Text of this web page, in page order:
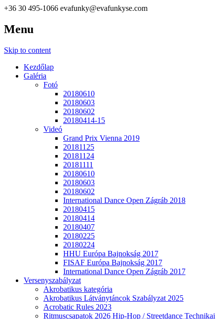
+36 30 495-1066 evafunky@evafunkyse.com
Táncversenye
Ritmuscsapatok Országos Táncversenye és a Hip-Hop Unite
Menu
Skip to content
Kezdőlap
Galéria
Fotó
20180610
20180603
20180602
20180414-15
Videó
Grand Prix Vienna 2019
20181125
20181124
20181111
20180610
20180603
20180602
International Dance Open Zágráb 2018
20180415
20180414
20180407
20180225
20180224
HHU Európa Bajnokság 2017
FISAF Európa Bajnokság 2017
International Dance Open Zágráb 2017
Versenyszabályzat
Akrobatikus kategória
Akrobatikus Látványtáncok Szabályzat 2025
Acrobatic Rules 2023
Ritmuscsapatok 2026 Hip-Hop / Streetdance Technikai